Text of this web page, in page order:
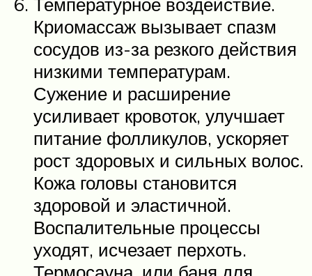
Криомассаж вызывает спазм
сосудов из-за резкого действия
низкими температурам.
Сужение и расширение
усиливает кровоток, улучшает
питание фолликулов, ускоряет
рост здоровых и сильных волос.
Кожа головы становится
здоровой и эластичной.
Воспалительные процессы
уходят, исчезает перхоть.